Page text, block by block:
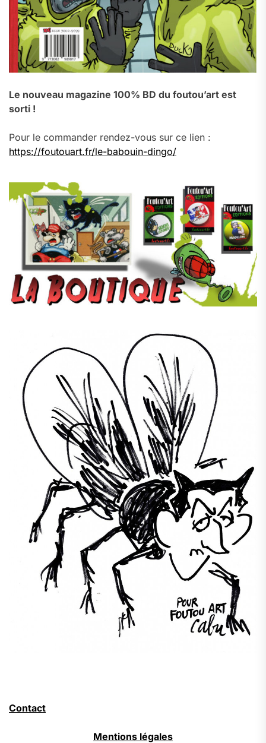
Le nouveau magazine 100% BD du foutou’art est
sorti !
Pour le commander rendez-vous sur ce lien :
https://foutouart.fr/le-babouin-dingo/
Contact
Mentions légales